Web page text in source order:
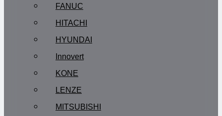
FANUC
HITACHI
HYUNDAI
Innovert
KONE
LENZE
MITSUBISHI